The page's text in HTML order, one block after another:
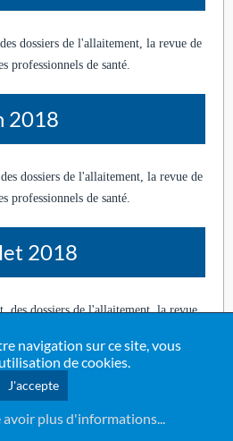
navigation sur ce site, vous
de cookies.
J'accepte
avoir plus d'informations...
dossiers de l'allaitement, la revue de
professionnels de santé.
2018
dossiers de l'allaitement, la revue de
professionnels de santé.
2018
des dossiers de l'allaitement, la revue
2018